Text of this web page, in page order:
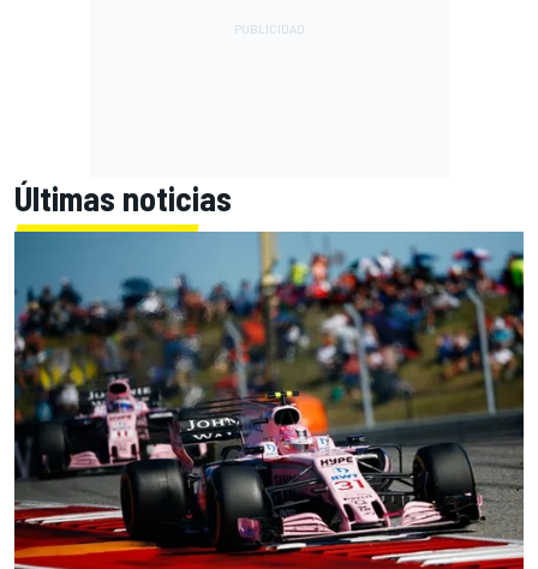
Últimas noticias